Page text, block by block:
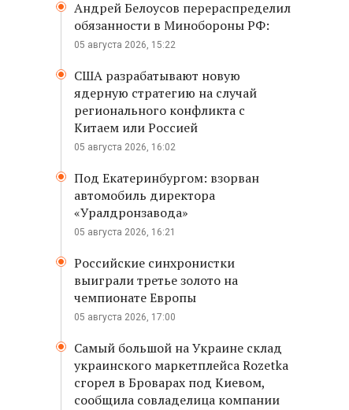
Андрей Белоусов перераспределил
обязанности в Минобороны РФ:
05 августа 2026, 15:22
США разрабатывают новую
ядерную стратегию на случай
регионального конфликта с
Китаем или Россией
05 августа 2026, 16:02
Под Екатеринбургом: взорван
автомобиль директора
«Уралдронзавода»
05 августа 2026, 16:21
Российские синхронистки
выиграли третье золото на
чемпионате Европы
05 августа 2026, 17:00
Самый большой на Украине склад
украинского маркетплейса Rozetka
сгорел в Броварах под Киевом,
сообщила совладелица компании